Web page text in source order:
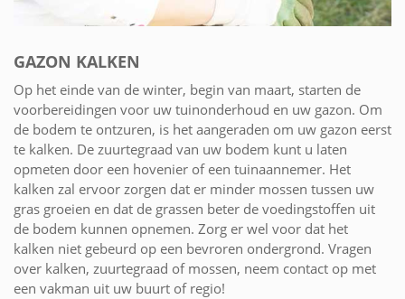
GAZON KALKEN
Op het einde van de winter, begin van maart, starten de
voorbereidingen voor uw tuinonderhoud en uw gazon. Om
de bodem te ontzuren, is het aangeraden om uw gazon eerst
te kalken. De zuurtegraad van uw bodem kunt u laten
opmeten door een hovenier of een tuinaannemer. Het
kalken zal ervoor zorgen dat er minder mossen tussen uw
gras groeien en dat de grassen beter de voedingstoffen uit
de bodem kunnen opnemen. Zorg er wel voor dat het
kalken niet gebeurd op een bevroren ondergrond. Vragen
over kalken, zuurtegraad of mossen, neem contact op met
een vakman uit uw buurt of regio!